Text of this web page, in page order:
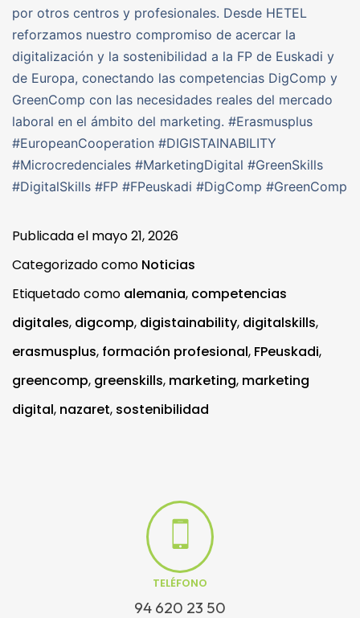
por otros centros y profesionales. Desde HETEL
reforzamos nuestro compromiso de acercar la
digitalización y la sostenibilidad a la FP de Euskadi y
de Europa, conectando las competencias DigComp y
GreenComp con las necesidades reales del mercado
laboral en el ámbito del marketing. #Erasmusplus
#EuropeanCooperation #DIGISTAINABILITY
#Microcredenciales #MarketingDigital #GreenSkills
#DigitalSkills #FP #FPeuskadi #DigComp #GreenComp
Publicada el mayo 21, 2026
Categorizado como Noticias
Etiquetado como alemania, competencias
digitales, digcomp, digistainability, digitalskills,
erasmusplus, formación profesional, FPeuskadi,
greencomp, greenskills, marketing, marketing
digital, nazaret, sostenibilidad
TELÉFONO
94 620 23 50